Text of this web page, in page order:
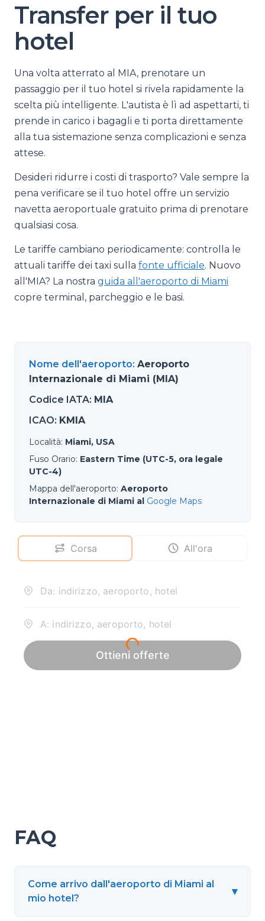
Transfer per il tuo
hotel
Una volta atterrato al MIA, prenotare un
passaggio per il tuo hotel si rivela rapidamente la
scelta più intelligente. L'autista è lì ad aspettarti, ti
prende in carico i bagagli e ti porta direttamente
alla tua sistemazione senza complicazioni e senza
attese.
Desideri ridurre i costi di trasporto? Vale sempre la
pena verificare se il tuo hotel offre un servizio
navetta aeroportuale gratuito prima di prenotare
qualsiasi cosa.
Le tariffe cambiano periodicamente: controlla le
attuali tariffe dei taxi sulla fonte ufficiale. Nuovo
all'MIA? La nostra guida all'aeroporto di Miami
copre terminal, parcheggio e le basi.
Nome dell'aeroporto: Aeroporto
Internazionale di Miami (MIA)
Codice IATA: MIA
ICAO: KMIA
Località: Miami, USA
Fuso Orario: Eastern Time (UTC-5, ora legale
UTC-4)
Mappa dell'aeroporto: Aeroporto
Internazionale di Miami al Google Maps
FAQ
Come arrivo dall'aeroporto di Miami al
mio hotel?
▾